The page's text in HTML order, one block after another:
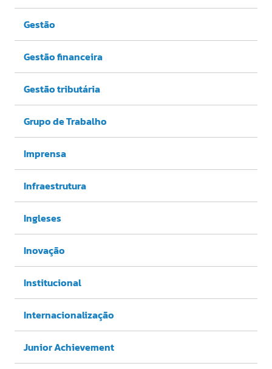
Gestão
Gestão financeira
Gestão tributária
Grupo de Trabalho
Imprensa
Infraestrutura
Ingleses
Inovação
Institucional
Internacionalização
Junior Achievement